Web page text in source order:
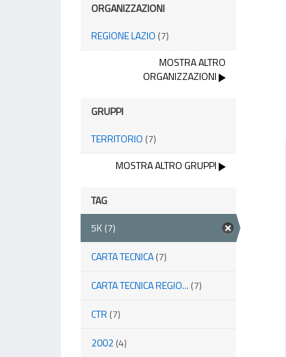
ORGANIZZAZIONI
REGIONE LAZIO (7)
MOSTRA ALTRO
ORGANIZZAZIONI
GRUPPI
TERRITORIO (7)
MOSTRA ALTRO GRUPPI
TAG
5K (7)
CARTA TECNICA(7)
CARTA TECNICA REGIO... (7)
CTR (7)
2002(4)